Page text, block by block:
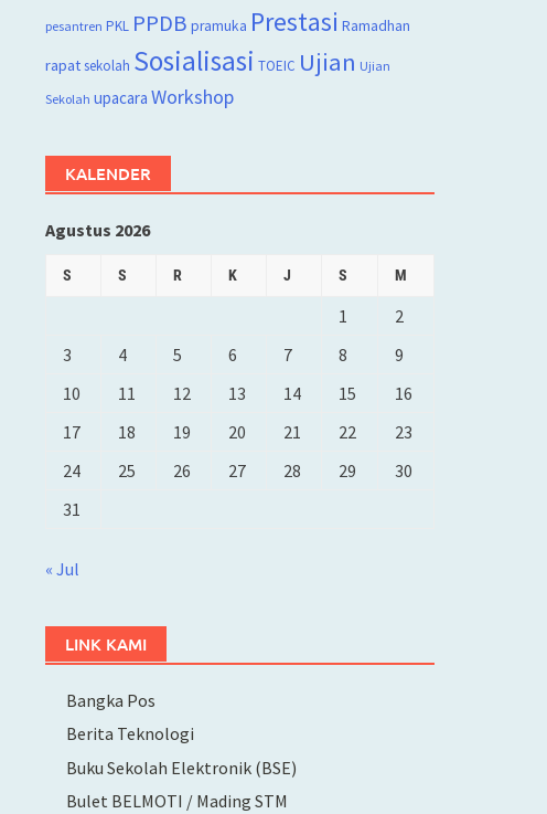
pesantren PKL PPDB pramuka Prestasi Ramadhan
rapatsekolah Sosialisasi TOEIC Ujian Ujian
Sekolah upacara Workshop
KALENDER
Agustus 2026
S S R K J S M
1
2
3
4 5 6 7 8
9
10
11 12 13 14 15
16
17
18 19 20 21 22
23
24
25 26 27 28 29
30
31
« Jul
LINK KAMI
Bangka Pos
Berita Teknologi
Buku Sekolah Elektronik (BSE)
Bulet BELMOTI / Mading STM